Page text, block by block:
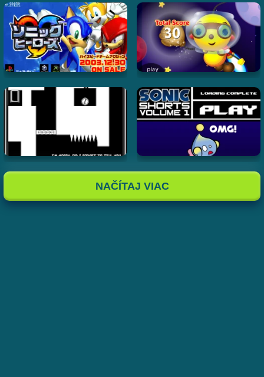
NAČÍTAJ VIAC